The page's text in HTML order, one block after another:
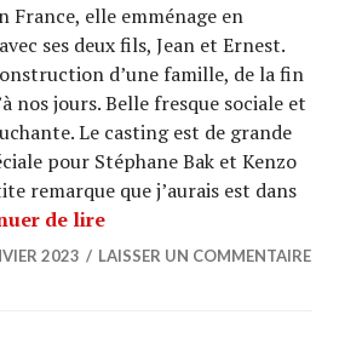
France, elle emménage en
ses deux fils, Jean et Ernest.
d’une famille, de la fin
nos jours. Belle fresque sociale et
Le casting est de grande
pour Stéphane Bak et Kenzo
remarque que j’aurais est dans
de lireCINEMA : « Un petit
2023 LAISSER UN COMMENTAIRE